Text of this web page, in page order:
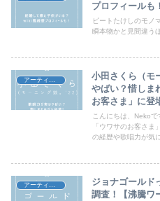
プロフィールも
ビートたけしのモノ
瞬本物かと見間違う
小田さくら（モ
やばい？惜しま
お客さま」に登
こんにちは、Nekoで
「ウワサのお客さま
の経歴や歌唱力が気
アーティスト
ジョナゴールド
調査！【沸騰ワ